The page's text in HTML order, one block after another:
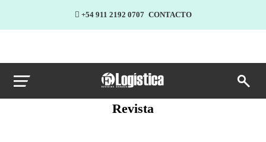
+54 911 2192 0707 CONTACTO
Revista